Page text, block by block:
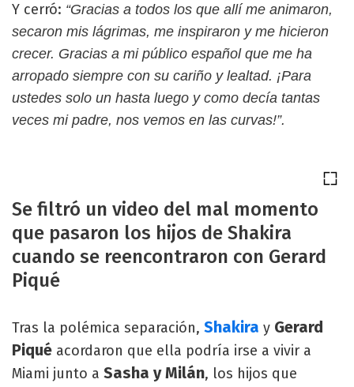
Y cerró: “Gracias a todos los que allí me animaron,
secaron mis lágrimas, me inspiraron y me hicieron
crecer. Gracias a mi público español que me ha
arropado siempre con su cariño y lealtad. ¡Para
ustedes solo un hasta luego y como decía tantas
veces mi padre, nos vemos en las curvas!”.
Se filtró un video del mal momento
que pasaron los hijos de Shakira
cuando se reencontraron con Gerard
Piqué
Tras la polémica separación, Shakira y Gerard
Piqué acordaron que ella podría irse a vivir a
Miami junto a Sasha y Milán, los hijos que